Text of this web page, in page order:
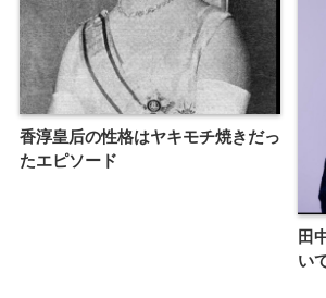
香淳皇后の性格はヤキモチ焼きだっ
たエピソード
田
い